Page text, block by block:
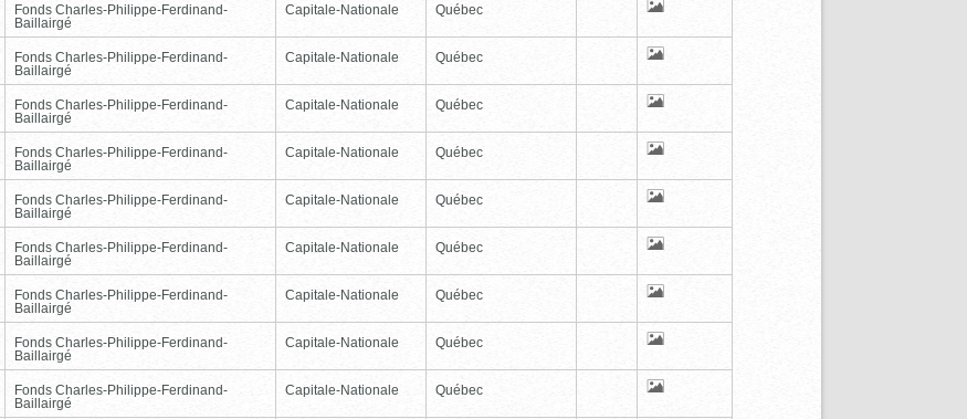
Fonds Charles-Philippe-Ferdinand-
Baillairgé
Capitale-Nationale Québec
Fonds Charles-Philippe-Ferdinand-
Baillairgé
Capitale-Nationale Québec
Fonds Charles-Philippe-Ferdinand-
Baillairgé
Capitale-Nationale Québec
Fonds Charles-Philippe-Ferdinand-
Baillairgé
Capitale-Nationale Québec
Fonds Charles-Philippe-Ferdinand-
Baillairgé
Capitale-Nationale Québec
Fonds Charles-Philippe-Ferdinand-
Baillairgé
Capitale-Nationale Québec
Fonds Charles-Philippe-Ferdinand-
Baillairgé
Capitale-Nationale Québec
Fonds Charles-Philippe-Ferdinand-
Baillairgé
Capitale-Nationale Québec
Fonds Charles-Philippe-Ferdinand-
Baillairgé
Capitale-Nationale Québec